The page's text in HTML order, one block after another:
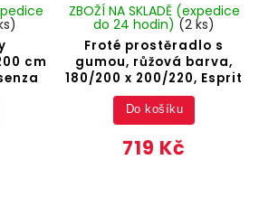
cm
Froté prostěradlo s
gumou, růžová barva,
180/200 x 200/220, Esprit
ZBOŽÍ NA SKLADĚ (expedice
do 24 hodin) (2 ks)
719 Kč
Do košíku